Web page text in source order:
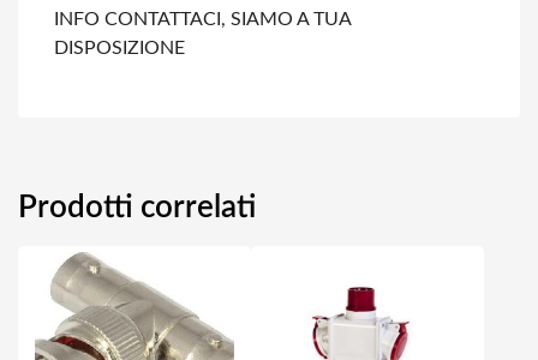
INFO CONTATTACI, SIAMO A TUA
DISPOSIZIONE
Prodotti correlati